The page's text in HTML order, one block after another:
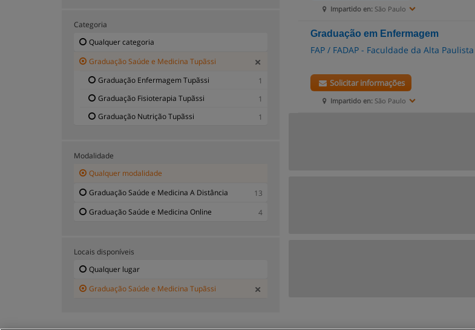
Impartido en: São Paulo
Graduação em Enfermagem
FAP / FADAP - Faculdade da Alta Paulista
Impartido en: São Paulo
Solicitar informações
Categoria
Qualquer categoria
Graduação Saúde e Medicina Tupãssi
Graduação Enfermagem Tupãssi
1
Graduação Fisioterapia Tupãssi
1
Graduação Nutrição Tupãssi
1
Modalidade
Qualquer modalidade
Graduação Saúde e Medicina A Distância
13
Graduação Saúde e Medicina Online
4
Locais disponíveis
Qualquer lugar
Graduação Saúde e Medicina Tupãssi